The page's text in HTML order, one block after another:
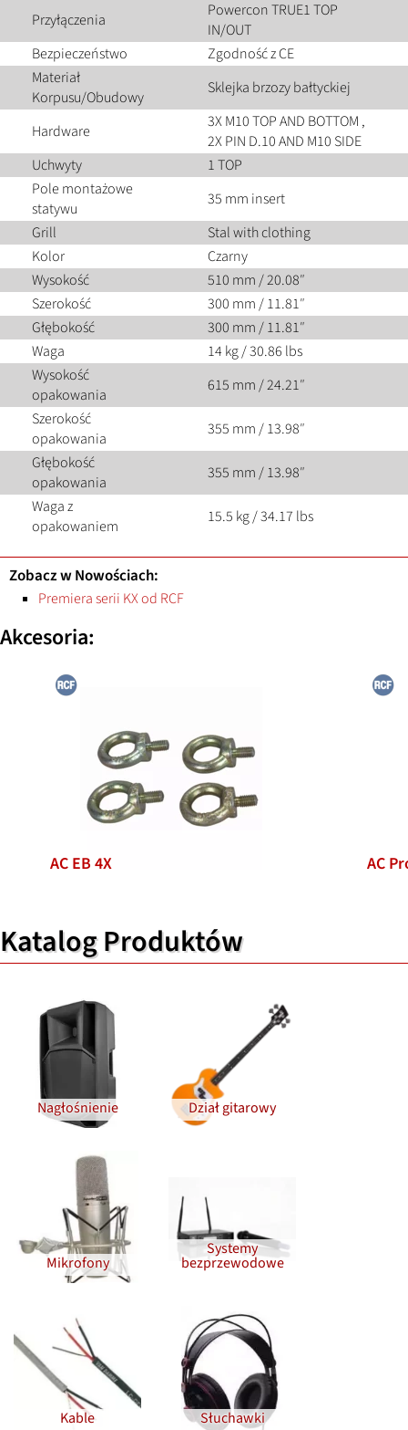
Przyłączenia
Powercon TRUE1 TOP
IN/OUT
Bezpieczeństwo
Zgodność z CE
Materiał
Korpusu/Obudowy
Sklejka brzozy bałtyckiej
Hardware
3X M10 TOP AND BOTTOM ,
2X PIN D.10 AND M10 SIDE
Uchwyty
1 TOP
Pole montażowe
statywu
35 mm insert
Grill
Stal with clothing
Kolor
Czarny
Wysokość
510 mm / 20.08″
Szerokość
300 mm / 11.81″
Głębokość
300 mm / 11.81″
Waga
14 kg / 30.86 lbs
Wysokość
opakowania
615 mm / 24.21″
Szerokość
opakowania
355 mm / 13.98″
Głębokość
opakowania
355 mm / 13.98″
Waga z
opakowaniem
15.5 kg / 34.17 lbs
Zobacz w Nowościach:
Premiera serii KX od RCF
Akcesoria:
AC EB 4X AC
Katalog Produktów
Nagłośnienie Dział gitarowy
Mikrofony
Systemy
bezprzewodowe
Kable Słuchawki